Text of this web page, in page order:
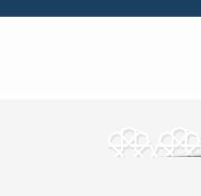
FacebookTwitter gplusYoutube rss